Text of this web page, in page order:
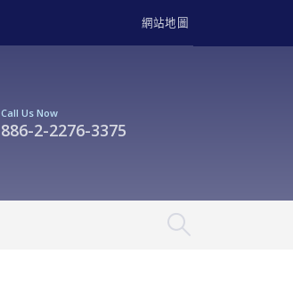
網站地圖
Call Us Now
886-2-2276-3375